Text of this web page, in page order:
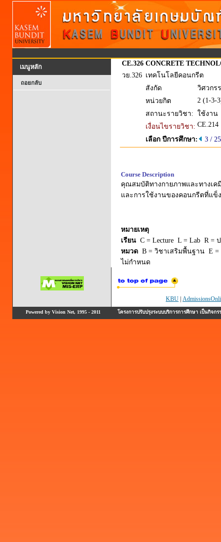
เมนูหลัก
ถอยกลับ
CE.326 CONCRETE
วย.326 เทคโนโลยีคอนกรีต
สังกัด
วิศวกร
หน่วยกิต
2 (1-3-
สถานะรายวิชา: ใช้งาน
เงื่อนไขรายวิชา: CE.214
เลือก ปีการศึกษา:
3 /
Course Description
คุณสมบัติทางกายภาพและทางเ
และการใช้งานของคอนกรีตที่แ
หมายเหตุ
เรียน C = Lecture L = Lab R =
หมวด B = วิชาเสริมพื้นฐาน E
ไม่กำหนด
KBU
Powered by Vision Net, 1995 - 2011 โครงการปรับปรุงระบบบริการการศึกษา เป็นกิ